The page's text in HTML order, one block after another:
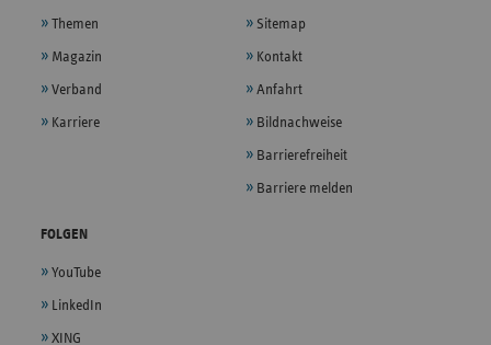
Themen
Magazin
Verband
Karriere
Sitemap
Kontakt
Anfahrt
Bildnachweise
Barrierefreiheit
Barriere melden
FOLGEN
YouTube
LinkedIn
XING